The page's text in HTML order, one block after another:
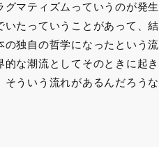
マティズムっていうのが発生
いたっていうことがあって、結
独自の哲学になったという流
な潮流としてそのときに起き
ういう流れがあるんだろうな